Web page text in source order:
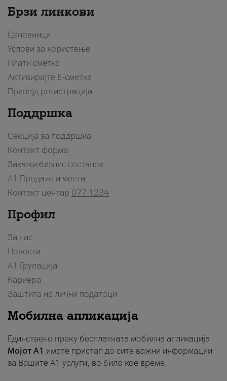
Брзи линкови
Ценовници
Услови за користење
Плати сметка
Активирајте Е-сметка
Припејд регистрација
Поддршка
Секција за поддршка
Контакт форма
Закажи бизнис состанок
A1 Продажни места
Контакт центар 077 1234
Профил
За нас
Новости
А1 Групација
Кариера
Заштита на лични податоци
Мобилна апликација
Единствено преку бесплатната мобилна апликација
Мојот A1 имате пристап до сите важни информации
за Вашите A1 услуги, во било кое време.